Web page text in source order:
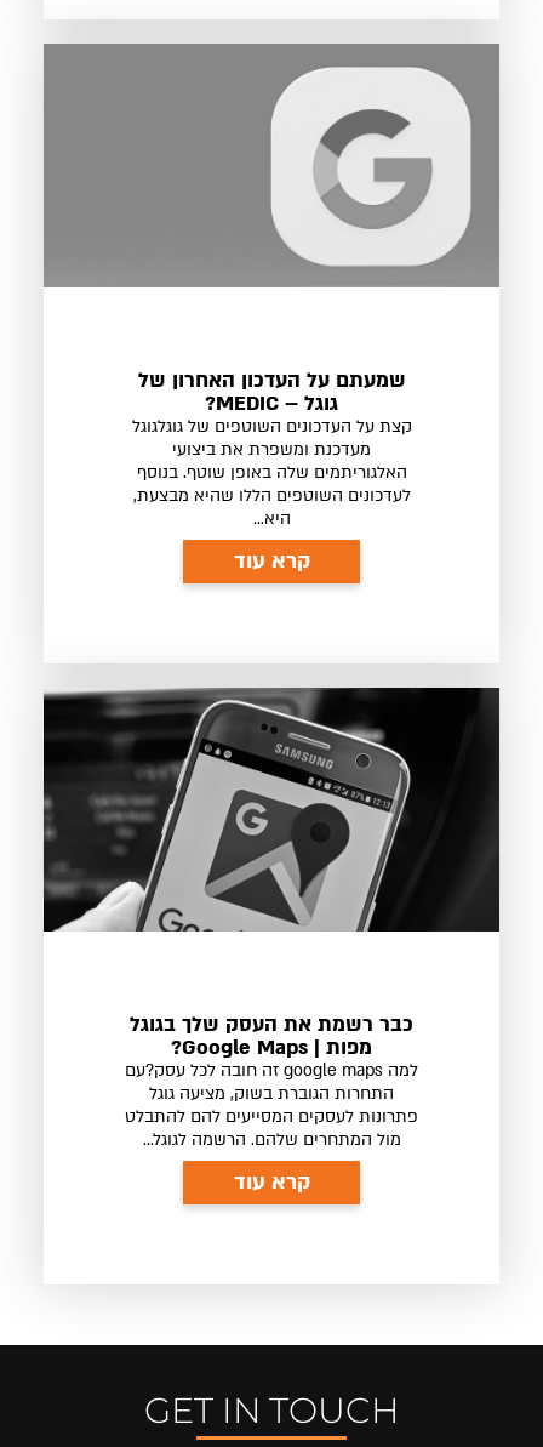
שמעתם על העדכון האחרון של
גוגל – MEDIC?
קצת על העדכונים השוטפים של גוגלגוגל
מעדכנת ומשפרת את ביצועי
האלגוריתמים שלה באופן שוטף. בנוסף
לעדכונים השוטפים הללו שהיא מבצעת,
היא...
קרא עוד
כבר רשמת את העסק שלך בגוגל
מפות | Google Maps?
למה google maps זה חובה לכל עסק?עם
התחרות הגוברת בשוק, מציעה גוגל
פתרונות לעסקים המסייעים להם להתבלט
מול המתחרים שלהם. הרשמה לגוגל...
קרא עוד
GET IN TOUCH